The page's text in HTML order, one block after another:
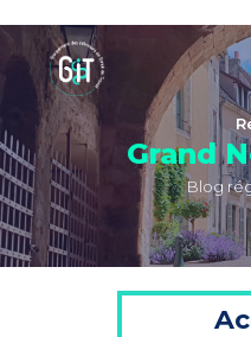
Grand
Blog